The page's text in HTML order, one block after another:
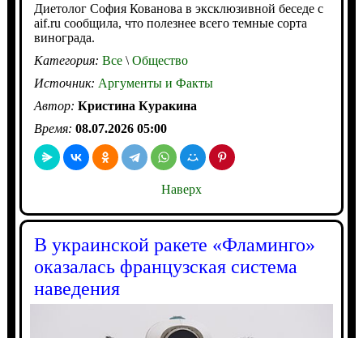
Диетолог София Кованова в эксклюзивной беседе с
aif.ru сообщила, что полезнее всего темные сорта
винограда.
Категория: Все\Общество
Источник: Аргументы и Факты
Автор: Кристина Куракина
Время: 08.07.2026 05:00
Наверх
В украинской ракете «Фламинго»
оказалась французская система
наведения